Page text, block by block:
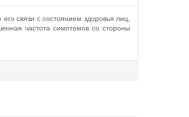
связи с состоянием здоровья лиц,
частота симптомов со стороны